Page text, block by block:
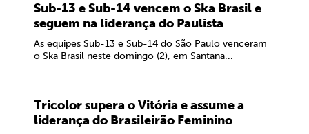
Sub-13 e Sub-14 vencem o Ska Brasil e
seguem na liderança do Paulista
As equipes Sub-13 e Sub-14 do São Paulo venceram
o Ska Brasil neste domingo (2), em Santana...
Tricolor supera o Vitória e assume a
liderança do Brasileirão Feminino